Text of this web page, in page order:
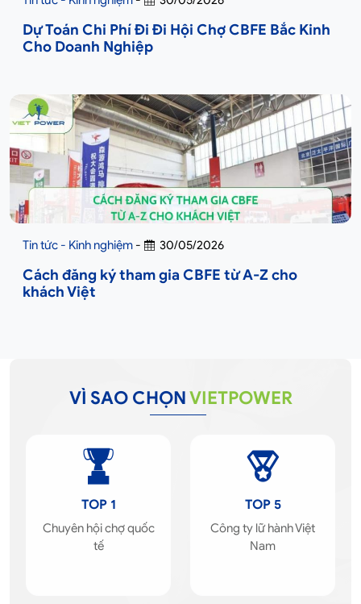
Dự Toán Chi Phí Đi Đi Hội Chợ CBFE Bắc Kinh
Cho Doanh Nghiệp
Tin tức - Kinh nghiệm - 30/05/2026
Cách đăng ký tham gia CBFE từ A-Z cho
khách Việt
VÌ SAO CHỌNVIETPOWER
TOP 1
Chuyên hội chợ quốc
tế
TOP 5
Công ty lữ hành Việt
Nam